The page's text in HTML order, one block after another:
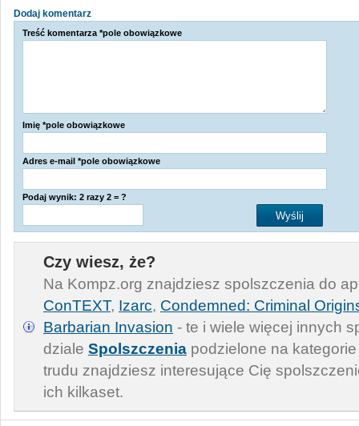
Dodaj komentarz
Treść komentarza *pole obowiązkowe
Imię *pole obowiązkowe
Adres e-mail *pole obowiązkowe
Podaj wynik: 2 razy 2 = ?
Czy wiesz, że?
Na Kompz.org znajdziesz spolszczenia do
ConTEXT, Izarc, Condemned: Criminal
Barbarian Invasion - te i wiele więcej innych
dziale Spolszczenia podzielone na
trudu znajdziesz interesujące Cię
ich kilkaset.